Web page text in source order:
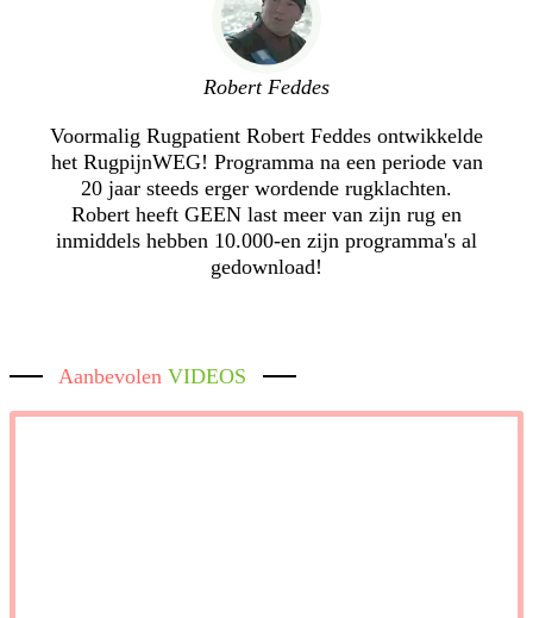
Robert Feddes
Voormalig Rugpatient Robert Feddes ontwikkelde
het RugpijnWEG! Programma na een periode van
20 jaar steeds erger wordende rugklachten.
Robert heeft GEEN last meer van zijn rug en
inmiddels hebben 10.000-en zijn programma's al
gedownload!
AanbevolenVIDEOS